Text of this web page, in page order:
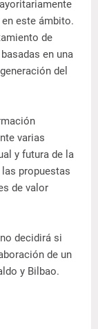
este ámbito.
de
en una
del
varias
y futura de la
propuestas
de valor
decidirá si
de un
y Bilbao.